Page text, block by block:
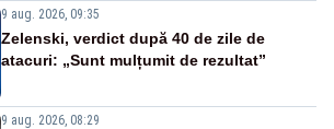
9 aug. 2026, 09:35
Zelenski, verdict după 40 de zile de
atacuri: „Sunt mulțumit de rezultat”
9 aug. 2026, 08:29